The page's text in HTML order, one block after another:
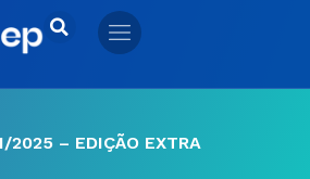
– EDIÇÃO EXTRA